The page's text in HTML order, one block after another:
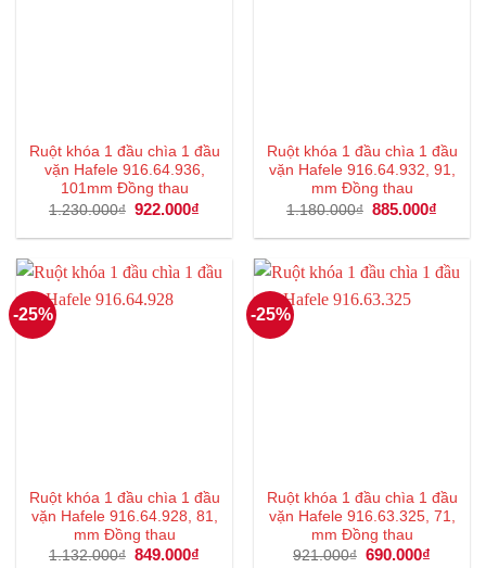
Ruột khóa 1 đầu chìa 1 đầu
vặn Hafele 916.64.936,
101mm Đồng thau
1.230.000₫ Giá
là:
922.000₫
tại
922.000₫.
Ruột khóa 1 đầu chìa 1 đầu
vặn Hafele 916.64.932, 91,
mm Đồng thau
1.180.000₫ Giá
là:
885.000₫
tại
-25%
Ruột khóa 1 đầu chìa 1 đầu
vặn Hafele 916.64.928, 81,
mm Đồng thau
1.132.000₫ Giá
849.000₫
-25%
Ruột khóa 1 đầu chìa 1 đầu
vặn Hafele 916.63.325, 71,
mm Đồng thau
921.000₫ Giá
690.000₫